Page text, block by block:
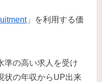
」を利用する価
準の高い求人を受け
状の年収からUP出来